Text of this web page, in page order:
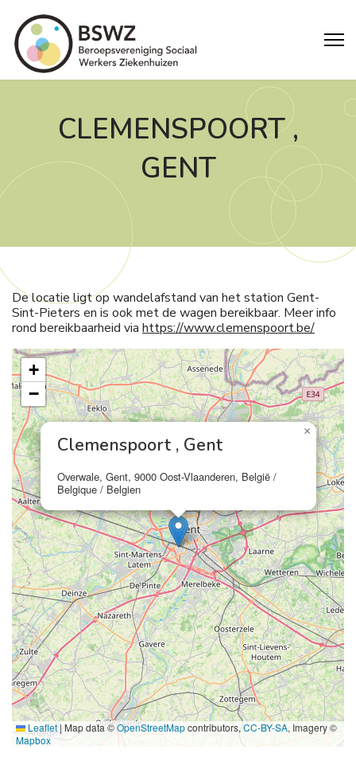
CLEMENSPOORT ,
GENT
De locatie ligt op wandelafstand van het station Gent-
Sint-Pieters en is ook met de wagen bereikbaar. Meer info
rond bereikbaarheid via https://www.clemenspoort.be/
Clemenspoort , Gent
Overwale, Gent, 9000 Oost-Vlaanderen, België /
Belgique / Belgien
×
+
−
Leaflet | Map data ©OpenStreetMapcontributors,CC-BY-SA, Imagery ©
Mapbox